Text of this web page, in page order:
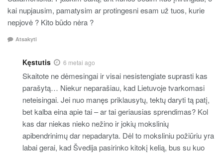
kai nupjausim, pamatysim ar protingesni esam už tuos, kurie
nepjovė ? Kito būdo nėra ?
Atsakyti
Kęstutis 6 metai ago
Skaitote ne dėmesingai ir visai nesistengiate suprasti kas
parašytą… Niekur neparašiau, kad Lietuvoje tvarkomasi
neteisingai. Jei nuo manęs priklausytų, tektų daryti tą patį,
bet kalba eina apie tai – ar tai geriausias sprendimas? Kol
kas dar niekas nieko nežino ir jokių mokslinių
apibendrinimų dar nepadaryta. Dėl to moksliniu požiūriu yra
labai gerai, kad Švedija pasirinko kitokį kelią, bus su kuo